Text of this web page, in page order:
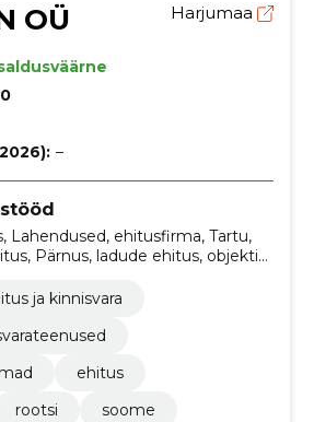
OÜ Harjumaa
–
Lahendused, ehitusfirma, Tartu,
Pärnus, ladude ehitus, objektid,
ja kinnisvara
ehitus
rootsi soome